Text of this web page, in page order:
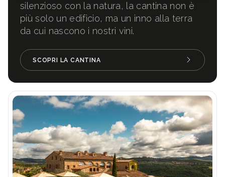
silenzioso con la natura, la cantina non è
più solo un edificio, ma un inno alla terra
da cui nascono i nostri vini.
SCOPRI LA CANTINA